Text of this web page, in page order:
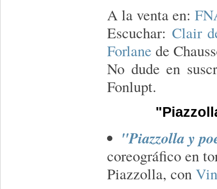
A la venta en:
Escuchar: Clair
Forlane de
No dude en
Fonlupt.
"Piazzolla y
coreográfico en
Piazzolla, con